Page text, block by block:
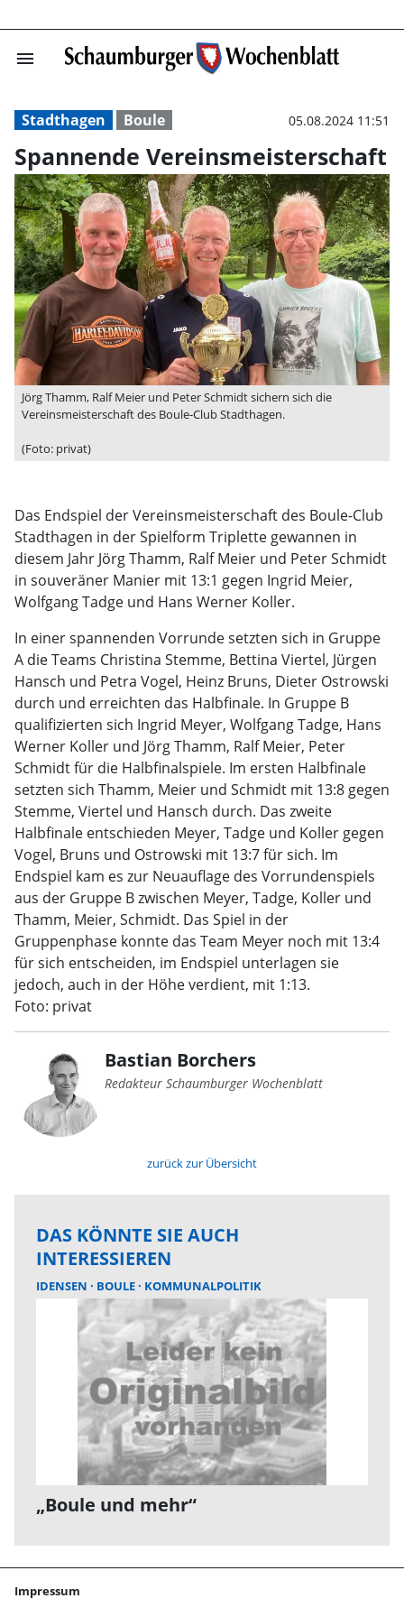
menu Spannende
Stadthagen Boule 05.08.2024 11:51
Spannende Vereinsmeisterschaft
Jörg Thamm, Ralf Meier und Peter Schmidt sichern sich die
Vereinsmeisterschaft des Boule-Club Stadthagen.
(Foto: privat)
Das Endspiel der Vereinsmeisterschaft des Boule-Club
Stadthagen in der Spielform Triplette gewannen in
diesem Jahr Jörg Thamm, Ralf Meier und Peter Schmidt
in souveräner Manier mit 13:1 gegen Ingrid Meier,
Wolfgang Tadge und Hans Werner Koller.
In einer spannenden Vorrunde setzten sich in Gruppe
A die Teams Christina Stemme, Bettina Viertel, Jürgen
Hansch und Petra Vogel, Heinz Bruns, Dieter Ostrowski
durch und erreichten das Halbfinale. In Gruppe B
qualifizierten sich Ingrid Meyer, Wolfgang Tadge, Hans
Werner Koller und Jörg Thamm, Ralf Meier, Peter
Schmidt für die Halbfinalspiele. Im ersten Halbfinale
setzten sich Thamm, Meier und Schmidt mit 13:8 gegen
Stemme, Viertel und Hansch durch. Das zweite
Halbfinale entschieden Meyer, Tadge und Koller gegen
Vogel, Bruns und Ostrowski mit 13:7 für sich. Im
Endspiel kam es zur Neuauflage des Vorrundenspiels
aus der Gruppe B zwischen Meyer, Tadge, Koller und
Thamm, Meier, Schmidt. Das Spiel in der
Gruppenphase konnte das Team Meyer noch mit 13:4
für sich entscheiden, im Endspiel unterlagen sie
jedoch, auch in der Höhe verdient, mit 1:13.
Foto: privat
Bastian Borchers
Redakteur Schaumburger Wochenblatt
zurück zur Übersicht
DAS KÖNNTE SIE AUCH
INTERESSIEREN
IDENSEN BOULE KOMMUNALPOLITIK
„Boule und mehr“
Impressum